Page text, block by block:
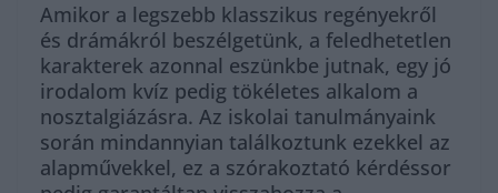
Amikor a legszebb klasszikus regényekről
és drámákról beszélgetünk, a feledhetetlen
karakterek azonnal eszünkbe jutnak, egy jó
irodalom kvíz pedig tökéletes alkalom a
nosztalgiázásra. Az iskolai tanulmányaink
során mindannyian találkoztunk ezekkel az
alapművekkel, ez a szórakoztató kérdéssor